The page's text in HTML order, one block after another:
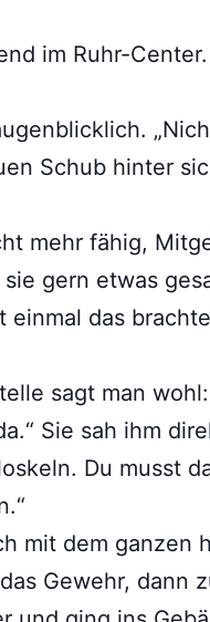
im Ruhr-
Schub hinter
mehr fähig,
gern etwas
einmal das
sagt man
Sie sah ihm
Du musst
mit dem ganzen
Gewehr, dann